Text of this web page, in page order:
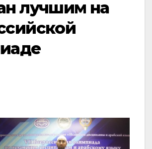
лучшим на